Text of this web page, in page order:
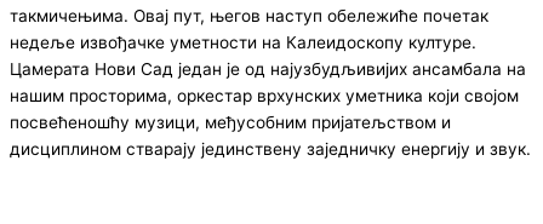
такмичењима. Овај пут, његов наступ обележиће почетак
недеље извођачке уметности на Калеидоскопу културе.
Цамерата Нови Сад један је од најузбудљивијих ансамбала на
нашим просторима, оркестар врхунских уметника који својом
посвећеношћу музици, међусобним пријатељством и
дисциплином стварају јединствену заједничку енергију и звук.